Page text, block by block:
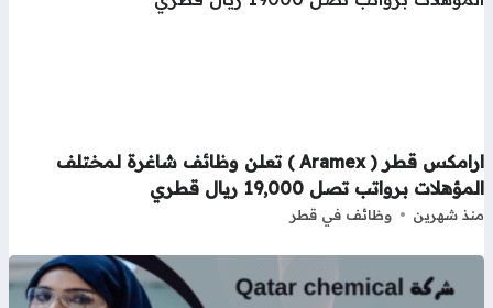
ارامكس قطر ( Aramex ) تعلن وظائف شاغرة لمختلف
برواتب تصل 19,000 ريال قطري
شهرين وظائف في قطر